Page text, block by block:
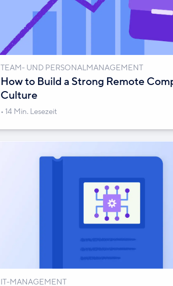
TEAM- UND PERSONALMANAGEMENT
How to Build a Strong Remote
Culture
14 Min. Lesezeit
IT-MANAGEMENT